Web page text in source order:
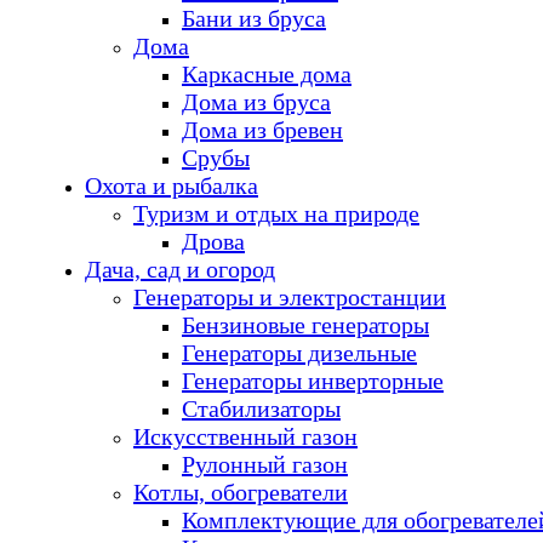
Бани из бруса
Дома
Каркасные дома
Дома из бруса
Дома из бревен
Срубы
Охота и рыбалка
Туризм и отдых на природе
Дрова
Дача, сад и огород
Генераторы и электростанции
Бензиновые генераторы
Генераторы дизельные
Генераторы инверторные
Стабилизаторы
Искусственный газон
Рулонный газон
Котлы, обогреватели
Комплектующие для